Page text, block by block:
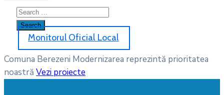
Monitorul Oficial Local
Comuna Berezeni Modernizarea reprezintă prioritatea
noastră Vezi proiecte